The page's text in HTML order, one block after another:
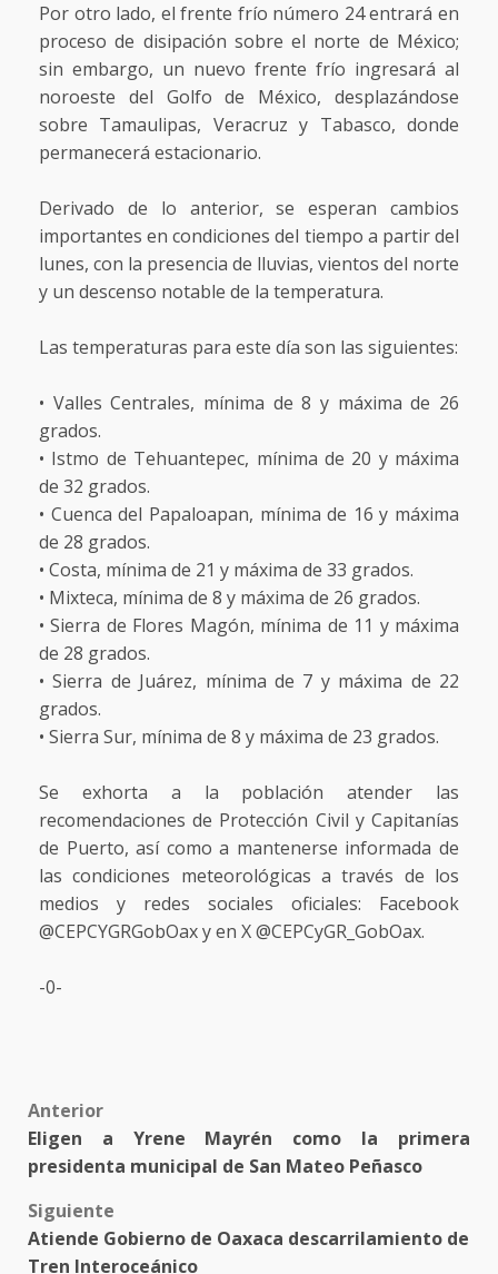
Por otro lado, el frente frío número 24 entrará en
proceso de disipación sobre el norte de México;
sin embargo, un nuevo frente frío ingresará al
noroeste del Golfo de México, desplazándose
sobre Tamaulipas, Veracruz y Tabasco, donde
permanecerá estacionario.
Derivado de lo anterior, se esperan cambios
importantes en condiciones del tiempo a partir del
lunes, con la presencia de lluvias, vientos del norte
y un descenso notable de la temperatura.
Las temperaturas para este día son las siguientes:
• Valles Centrales, mínima de 8 y máxima de 26
grados.
• Istmo de Tehuantepec, mínima de 20 y máxima
de 32 grados.
• Cuenca del Papaloapan, mínima de 16 y máxima
de 28 grados.
• Costa, mínima de 21 y máxima de 33 grados.
• Mixteca, mínima de 8 y máxima de 26 grados.
• Sierra de Flores Magón, mínima de 11 y máxima
de 28 grados.
• Sierra de Juárez, mínima de 7 y máxima de 22
grados.
• Sierra Sur, mínima de 8 y máxima de 23 grados.
Se exhorta a la población atender las
recomendaciones de Protección Civil y Capitanías
de Puerto, así como a mantenerse informada de
las condiciones meteorológicas a través de los
medios y redes sociales oficiales: Facebook
@CEPCYGRGobOax y en X @CEPCyGR_GobOax.
-0-
Post
navigation
Anterior
Eligen a Yrene Mayrén como la primera
presidenta municipal de San Mateo Peñasco
Siguiente
Atiende Gobierno de Oaxaca descarrilamiento de
Tren Interoceánico